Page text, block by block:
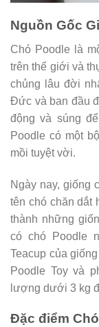
Nguồn Gốc
Chó Poodle là
trên thế giới và
chủng lâu đời
Đức và ban đầu
động và súng
Poodle có một
mồi tuyệt vời.
Ngày nay, giống
tên chó chăn dắt
thành những
có chó Poodle
Teacup của
Poodle Toy và
lượng dưới 3 kg
Đặc điểm